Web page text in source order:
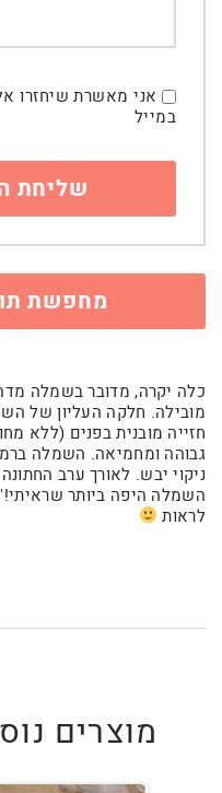
אני מאשרת שיחזרו
במייל
מחפשת
כלה יקרה, מדובר בשמלה
מובילה. חלקה העליון של
חזייה מובנית בפנים (ללא
גבוהה ומחמיאה. השמלה
ניקוי יבש. לאורך ערב
השמלה היפה ביותר
לראות
מוצרים